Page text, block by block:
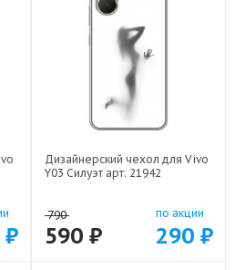
₽
Дизайнерский чехол для Vivo
Y03 Силуэт арт: 21942
790
590 ₽
по акции
290 ₽